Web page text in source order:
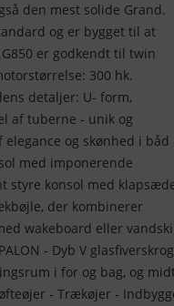
den mest solide Grand.
og er bygget til at
er godkendt til twin
300 hk.
detaljer: U- form,
af tuberne - unik og
og skønhed i båd
med imponerende
styre konsol med
der kombinerer
wakeboard eller vandski
- Dyb V
i for og bag, og
- Trækøjer -